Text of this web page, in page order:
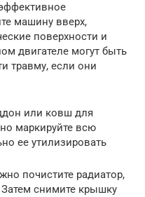
машину вверх,
поверхности и
двигателе могут быть
травму, если они
или ковш для
маркируйте всю
ее утилизировать
почистите радиатор,
Затем снимите крышку